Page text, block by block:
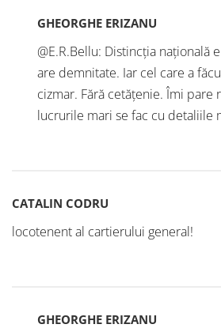
GHEORGHE ERIZANU
@E.R.Bellu: Distincția națională
are demnitate. Iar cel care a
cizmar. Fără cetățenie. Îmi pare
lucrurile mari se fac cu detaliile
CATALIN CODRU
locotenent al cartierului general!
GHEORGHE ERIZANU